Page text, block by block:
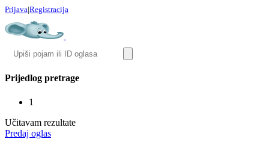
Prijava|Registracija
Prijedlog pretrage
1
Učitavam rezultate
Predaj oglas